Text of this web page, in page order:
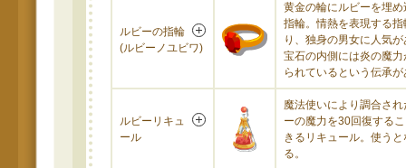
ルビーの指輪
(ルビーノユビワ)
黄金の輪にルビーを埋め
指輪。情熱を表現する指
り、独身の男女に人気
宝石の内側には炎の魔力
られているという伝承
ルビーリキュ
ール
魔法使いにより調合され
ーの魔力を30回復する
きるリキュール。使う
る。